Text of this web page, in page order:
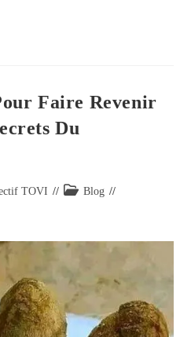
Faire Revenir
Du
TOVI
Blog